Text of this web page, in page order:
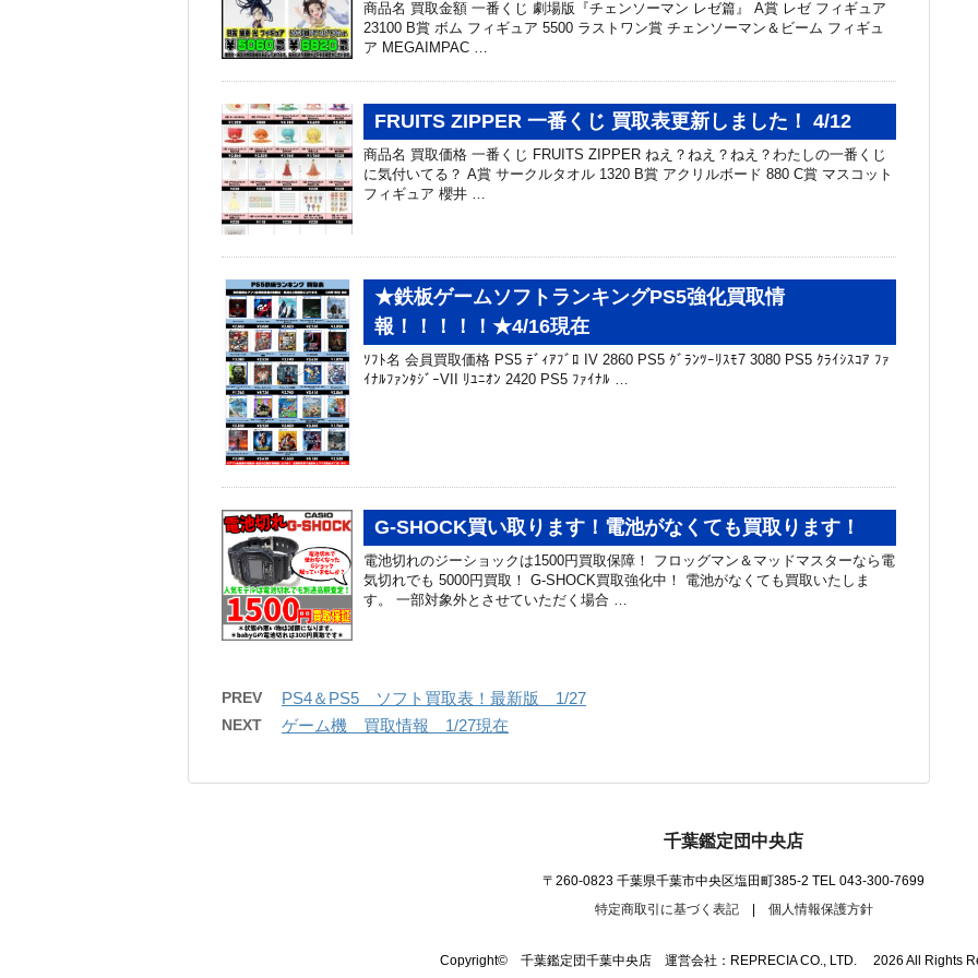
商品名 買取金額 一番くじ 劇場版『チェンソーマン レゼ篇』 A賞 レゼ フィギュア
23100 B賞 ボム フィギュア 5500 ラストワン賞 チェンソーマン＆ビーム フィギュ
ア MEGAIMPAC …
FRUITS ZIPPER 一番くじ 買取表更新しました！ 4/12
商品名 買取価格 一番くじ FRUITS ZIPPER ねえ？ねえ？ねえ？わたしの一番くじ
に気付いてる？ A賞 サークルタオル 1320 B賞 アクリルボード 880 C賞 マスコット
フィギュア 櫻井 …
★鉄板ゲームソフトランキングPS5強化買取情
報！！！！！★4/16現在
ｿﾌﾄ名 会員買取価格 PS5 ﾃﾞｨｱﾌﾞﾛ IV 2860 PS5 ｸﾞﾗﾝﾂｰﾘｽﾓ7 3080 PS5 ｸﾗｲｼｽｺｱ ﾌｧ
ｲﾅﾙﾌｧﾝﾀｼﾞｰVII ﾘﾕﾆｵﾝ 2420 PS5 ﾌｧｲﾅﾙ …
G-SHOCK買い取ります！電池がなくても買取ります！
電池切れのジーショックは1500円買取保障！ フロッグマン＆マッドマスターなら電
気切れでも 5000円買取！ G-SHOCK買取強化中！ 電池がなくても買取いたしま
す。 一部対象外とさせていただく場合 …
PREV PS4＆PS5 ソフト買取表！最新版 1/27
NEXT ゲーム機 買取情報 1/27現在
千葉鑑定団中央店
〒260-0823 千葉県千葉市中央区塩田町385-2 TEL 043-300-7699
特定商取引に基づく表記| 個人情報保護方針
Copyright© 千葉鑑定団千葉中央店 運営会社：REPRECIA CO., LTD. 2026 All Rights